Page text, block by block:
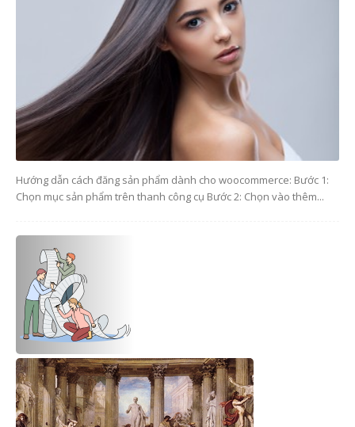
Hướng dẫn cách đăng sản phẩm dành cho woocommerce: Bước 1:
Chọn mục sản phẩm trên thanh công cụ Bước 2: Chọn vào thêm...